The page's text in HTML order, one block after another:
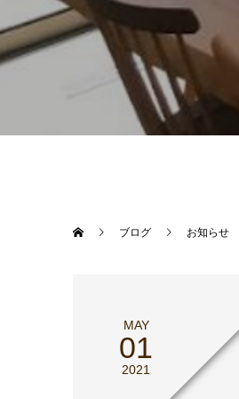
ブログ お知らせ
MAY
01
2021